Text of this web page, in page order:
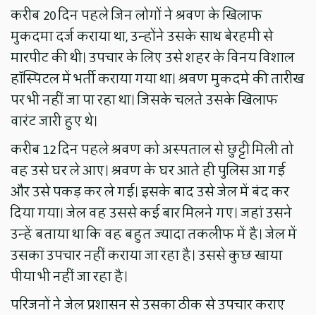
करीब 20 दिन पहले जिन लोगों ने श्रवण के खिलाफ
मुकदमा दर्ज कराया था, उन्होंने उसके साथ बेरहमी से
मारपीट की थी। उपचार के लिए उसे शहर के विनय विशाल
हॉस्पिटल में भर्ती कराया गया था। श्रवण मुकदमे की तारीख
पर भी नहीं जा पा रहा था। जिसके चलते उसके खिलाफ
वारंट जारी हुए थे।
करीब 12 दिन पहले श्रवण को अस्पताल से छुट्टी मिली तो
वह उसे घर ले आए। श्रवण के घर आते ही पुलिस आ गई
और उसे पकड़ कर ले गई। इसके बाद उसे जेल में बंद कर
दिया गया। जेल वह उससे कई बार मिलने गए। जहां उसने
उन्हें बताया था कि वह बहुत ज्यादा तकलीफ में है। जेल में
उसका उपचार नहीं कराया जा रहा है। उससे कुछ खाया
पीया भी नहीं जा रहा है।
परिजनों ने जेल प्रशासन से उसका ठीक से उपचार कराए